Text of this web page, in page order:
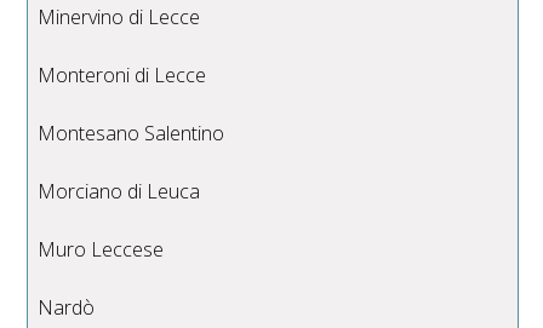
Minervino di Lecce
Monteroni di Lecce
Montesano Salentino
Morciano di Leuca
Muro Leccese
Nardò